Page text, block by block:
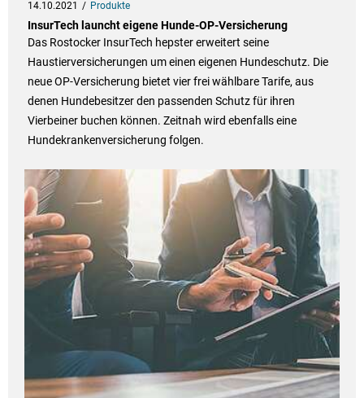
14.10.2021 Produkte
InsurTech launcht eigene Hunde-OP-Versicherung
Das Rostocker InsurTech hepster erweitert seine
Haustierversicherungen um einen eigenen Hundeschutz. Die
neue OP-Versicherung bietet vier frei wählbare Tarife, aus
denen Hundebesitzer den passenden Schutz für ihren
Vierbeiner buchen können. Zeitnah wird ebenfalls eine
Hundekrankenversicherung folgen.